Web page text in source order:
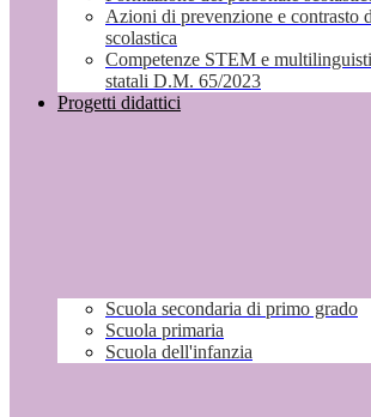
Azioni di prevenzione e contrasto
scolastica
Competenze STEM e
statali D.M. 65/2023
Progetti didattici
Scuola secondaria di primo grado
Scuola primaria
Scuola dell'infanzia